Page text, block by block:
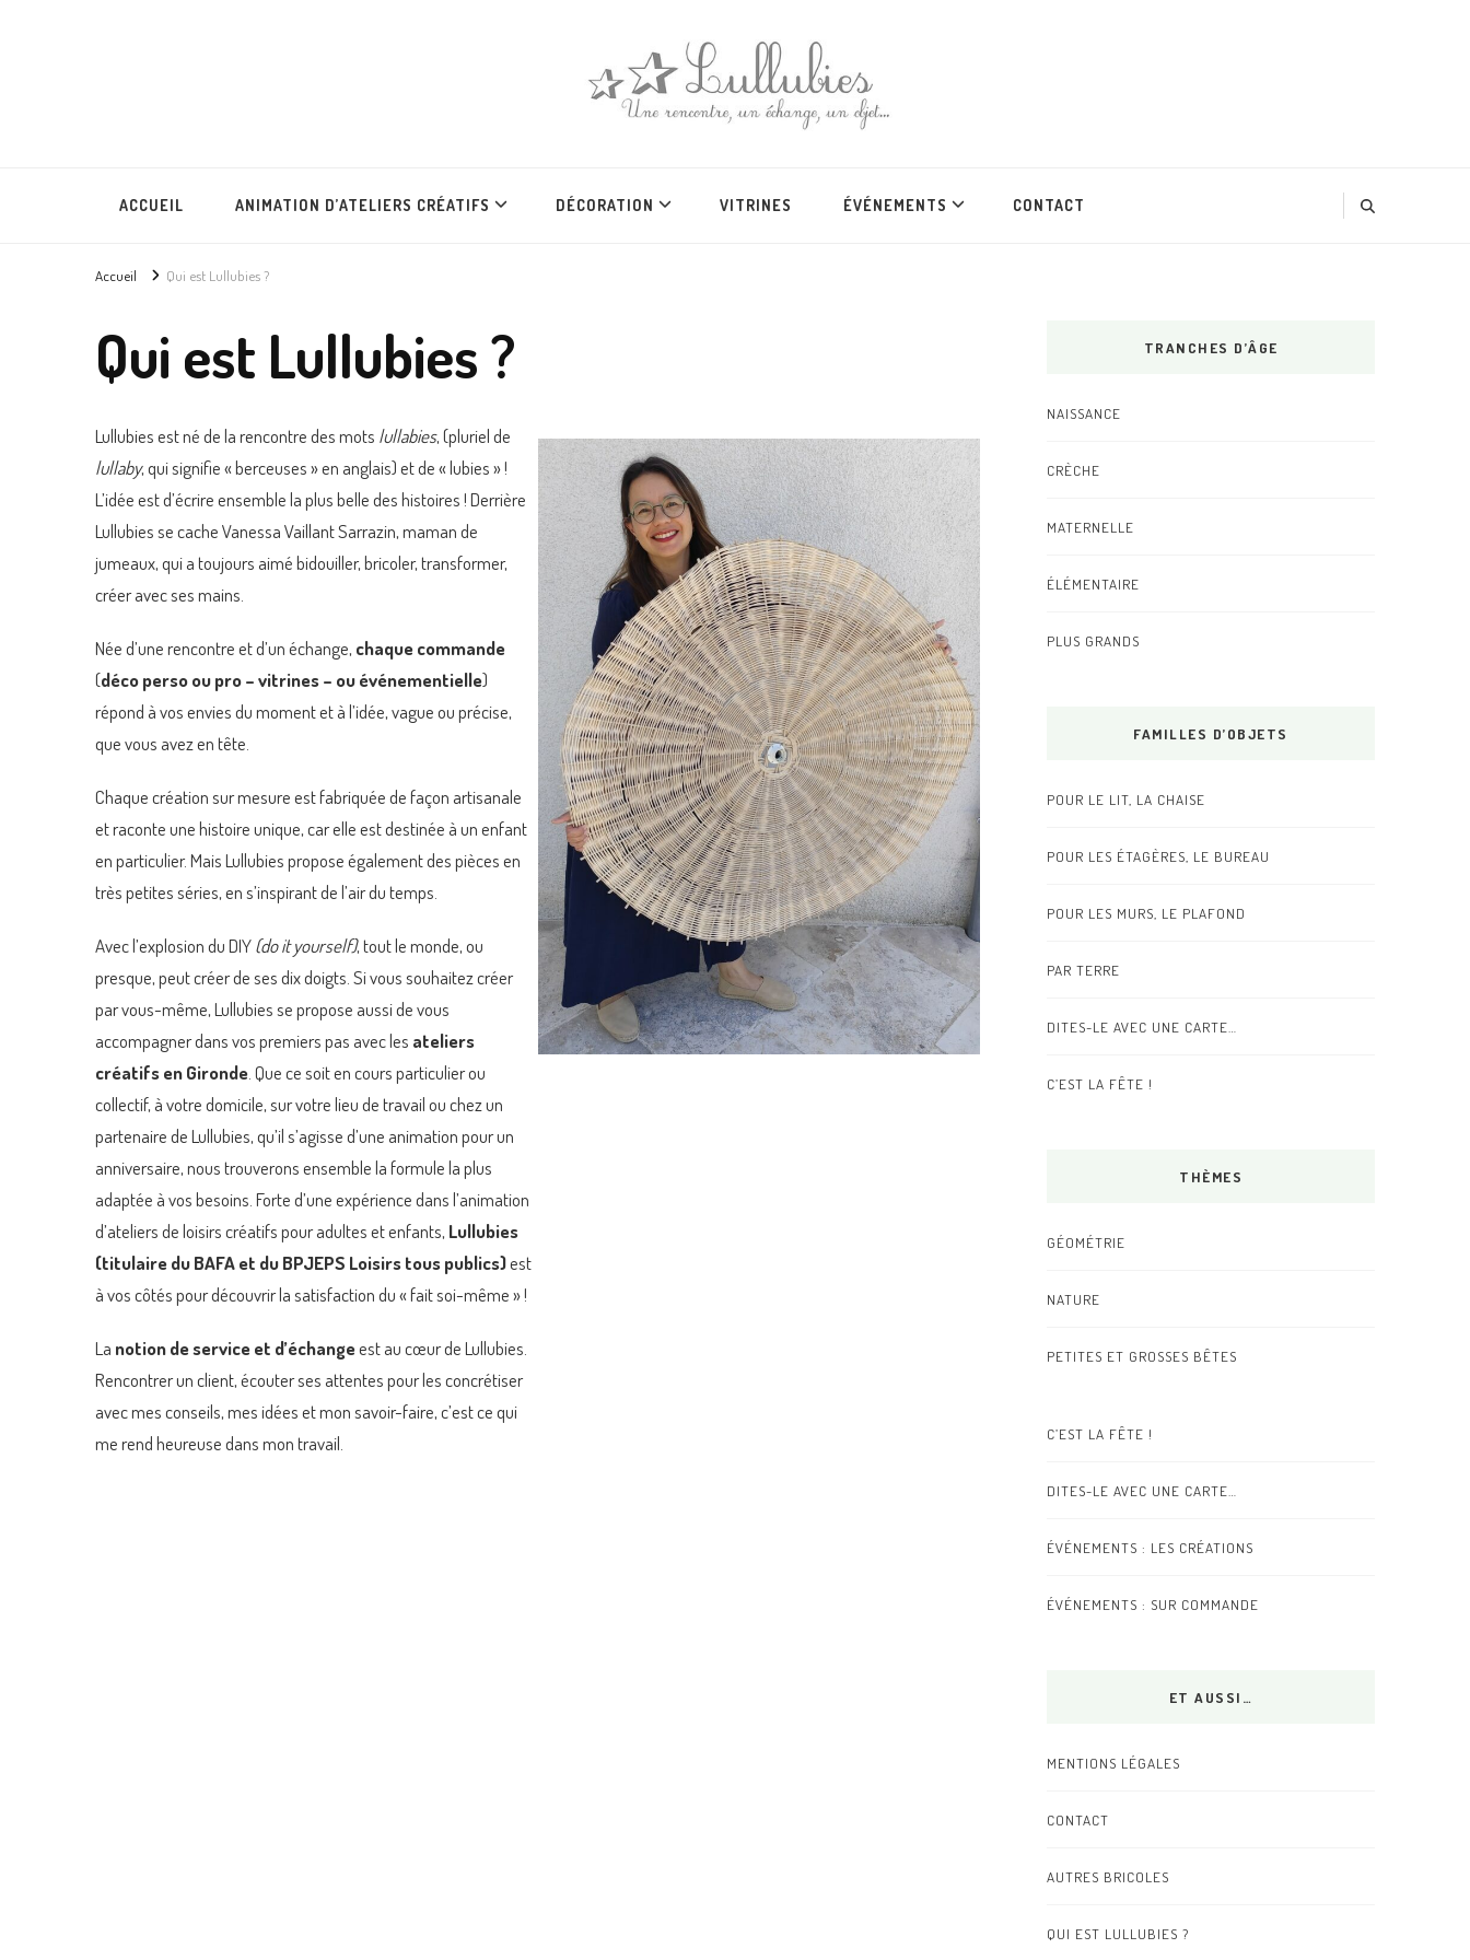
ACCUEIL ANIMATION D’ATELIERS CRÉATIFS DÉCORATION VITRINES ÉVÉNEMENTS CONTACT
Accueil Qui est Lullubies ?
Qui est Lullubies ?
Lullubies est né de la rencontre des mots lullabies, (pluriel de
lullaby, qui signifie « berceuses » en anglais) et de « lubies » !
L’idée est d’écrire ensemble la plus belle des histoires ! Derrière
Lullubies se cache Vanessa Vaillant Sarrazin, maman de
jumeaux, qui a toujours aimé bidouiller, bricoler, transformer,
créer avec ses mains.
Née d’une rencontre et d’un échange, chaque commande
(déco perso ou pro – vitrines – ou événementielle)
répond à vos envies du moment et à l’idée, vague ou précise,
que vous avez en tête.
Chaque création sur mesure est fabriquée de façon artisanale
et raconte une histoire unique, car elle est destinée à un enfant
en particulier. Mais Lullubies propose également des pièces en
très petites séries, en s’inspirant de l’air du temps.
Avec l’explosion du DIY(do it yourself), tout le monde, ou
presque, peut créer de ses dix doigts. Si vous souhaitez créer
par vous-même, Lullubies se propose aussi de vous
accompagner dans vos premiers pas avec les ateliers
créatifs en Gironde . Que ce soit en cours particulier ou
collectif, à votre domicile, sur votre lieu de travail ou chez un
partenaire de Lullubies, qu’il s’agisse d’une animation pour un
anniversaire, nous trouverons ensemble la formule la plus
adaptée à vos besoins. Forte d’une expérience dans l’animation
d’ateliers de loisirs créatifs pour adultes et enfants, Lullubies
(titulaire du BAFA et du BPJEPS Loisirs tous publics)est
à vos côtés pour découvrir la satisfaction du « fait soi-même » !
La notion de service et d’échangeest au cœur de Lullubies.
Rencontrer un client, écouter ses attentes pour les concrétiser
avec mes conseils, mes idées et mon savoir-faire, c’est ce qui
me rend heureuse dans mon travail.
TRANCHES D’ÂGE
NAISSANCE
CRÈCHE
MATERNELLE
ÉLÉMENTAIRE
PLUS GRANDS
FAMILLES D’OBJETS
POUR LE LIT, LA CHAISE
POUR LES ÉTAGÈRES, LE BUREAU
POUR LES MURS, LE PLAFOND
PAR TERRE
DITES-LE AVEC UNE CARTE…
C’EST LA FÊTE !
THÈMES
GÉOMÉTRIE
NATURE
PETITES ET GROSSES BÊTES
C’EST LA FÊTE !
DITES-LE AVEC UNE CARTE…
ÉVÉNEMENTS : LES CRÉATIONS
ÉVÉNEMENTS : SUR COMMANDE
ET AUSSI…
MENTIONS LÉGALES
CONTACT
AUTRES BRICOLES
QUI EST LULLUBIES ?